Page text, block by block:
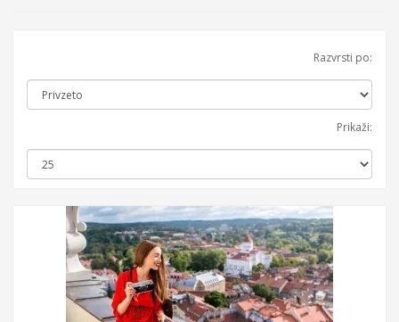
Razvrsti po:
Prikaži: